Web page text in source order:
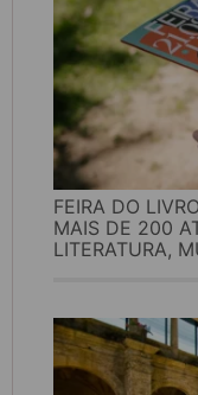
FEIRA DO
MAIS DE 200
LITERATURA,